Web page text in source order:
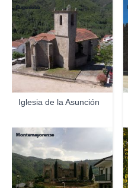
Iglesia de la Asunción
Eugeniobb
Montemayorense